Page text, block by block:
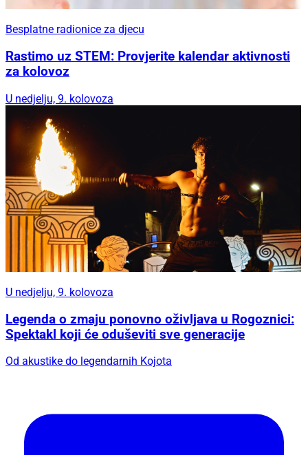
Besplatne radionice za djecu
Rastimo uz STEM: Provjerite kalendar aktivnosti
za kolovoz
U nedjelju, 9. kolovoza
U nedjelju, 9. kolovoza
Legenda o zmaju ponovno oživljava u Rogoznici:
Spektakl koji će oduševiti sve generacije
Od akustike do legendarnih Kojota